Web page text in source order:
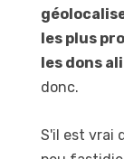
les plus
les dons
donc.
S'il est vrai